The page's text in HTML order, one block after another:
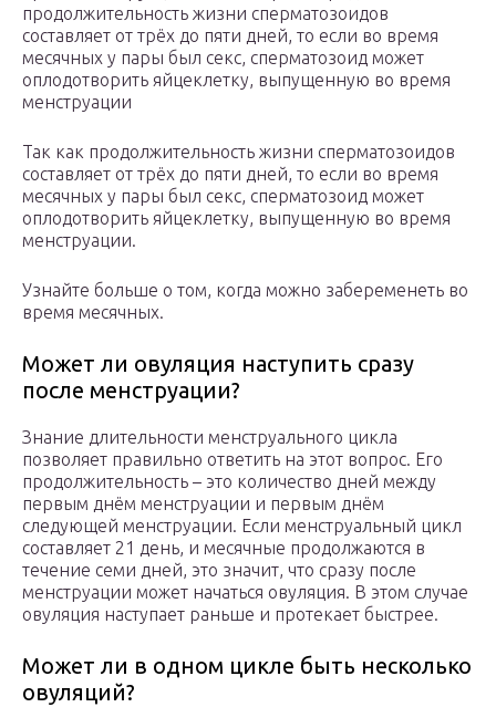
продолжительность жизни сперматозоидов
составляет от трёх до пяти дней, то если во время
месячных у пары был секс, сперматозоид может
оплодотворить яйцеклетку, выпущенную во время
менструации
Так как продолжительность жизни сперматозоидов
составляет от трёх до пяти дней, то если во время
месячных у пары был секс, сперматозоид может
оплодотворить яйцеклетку, выпущенную во время
менструации.
Узнайте больше о том, когда можно забеременеть во
время месячных.
Может ли овуляция наступить сразу
после менструации?
Знание длительности менструального цикла
позволяет правильно ответить на этот вопрос. Его
продолжительность – это количество дней между
первым днём менструации и первым днём
следующей менструации. Если менструальный цикл
составляет 21 день, и месячные продолжаются в
течение семи дней, это значит, что сразу после
менструации может начаться овуляция. В этом случае
овуляция наступает раньше и протекает быстрее.
Может ли в одном цикле быть несколько
овуляций?